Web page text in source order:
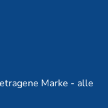
Marke - alle